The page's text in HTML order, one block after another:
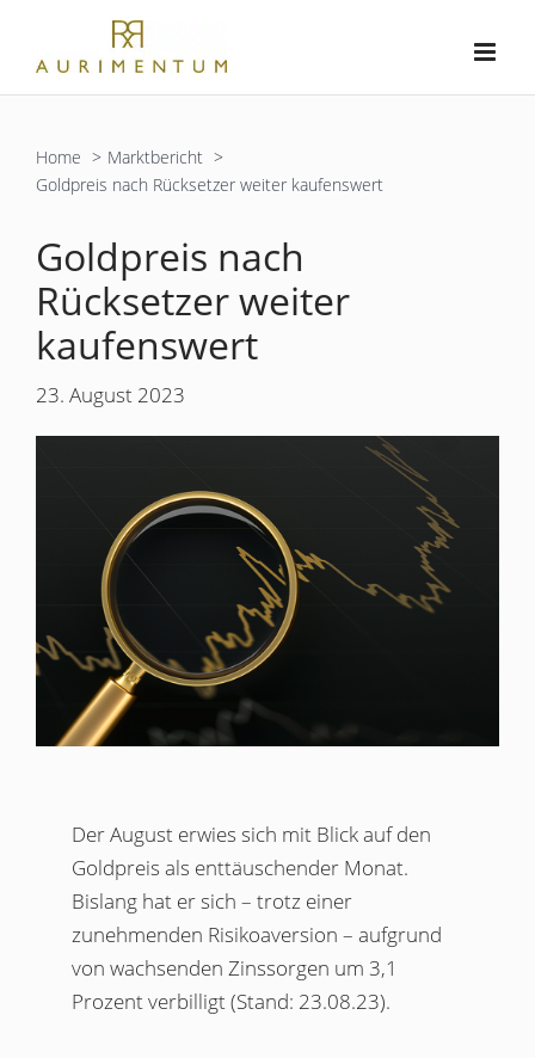
springen
Home
Marktbericht
Goldpreis nach Rücksetzer weiter kaufenswert
Goldpreis nach
Rücksetzer weiter
kaufenswert
23. August 2023
Der August erwies sich mit Blick auf den
Goldpreis als enttäuschender Monat.
Bislang hat er sich – trotz einer
zunehmenden Risikoaversion – aufgrund
von wachsenden Zinssorgen um 3,1
Prozent verbilligt (Stand: 23.08.23).